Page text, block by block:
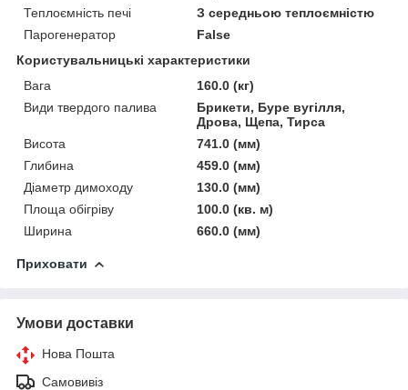
Теплоємність печі
З середньою теплоємністю
Парогенератор
False
Користувальницькі характеристики
Вага
160.0 (кг)
Види твердого палива
Брикети, Буре вугілля,
Дрова, Щепа, Тирса
Висота
741.0 (мм)
Глибина
459.0 (мм)
Діаметр димоходу
130.0 (мм)
Площа обігріву
100.0 (кв. м)
Ширина
660.0 (мм)
Приховати
Умови доставки
Нова Пошта
Самовивіз